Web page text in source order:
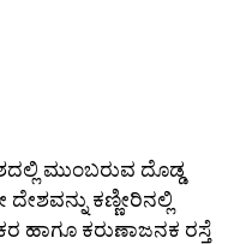
ಮುಂಬರುವ ದೊಡ್ಡ
ಕಣ್ಣೀರಿನಲ್ಲಿ
ಹಾಗೂ ಕರುಣಾಜನಕ ರಸ್ತೆ